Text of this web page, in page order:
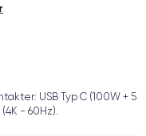
USB Typ C (100W + 5
- 60Hz).